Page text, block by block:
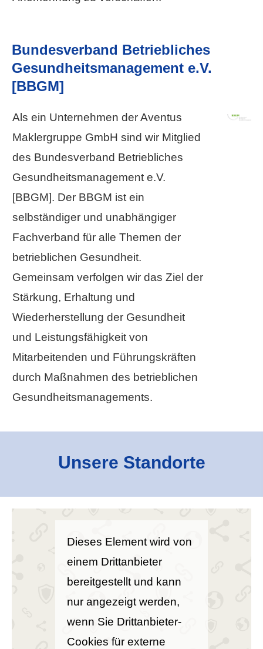
Bundesverband Betriebliches
Gesundheitsmanagement e.V.
[BBGM]
Als ein Unternehmen der Aventus
Maklergruppe GmbH sind wir Mitglied
des Bundesverband Betriebliches
Gesundheitsmanagement e.V.
[BBGM]. Der BBGM ist ein
selbständiger und unabhängiger
Fachverband für alle Themen der
betrieblichen Gesundheit.
Gemeinsam verfolgen wir das Ziel der
Stärkung, Erhaltung und
Wiederherstellung der Gesundheit
und Leistungsfähigkeit von
Mitarbeitenden und Führungskräften
durch Maßnahmen des betrieblichen
Gesundheitsmanagements.
Unsere Standorte
Dieses Element wird von
einem Drittanbieter
bereitgestellt und kann
nur angezeigt werden,
wenn Sie Drittanbieter-
Cookies für externe